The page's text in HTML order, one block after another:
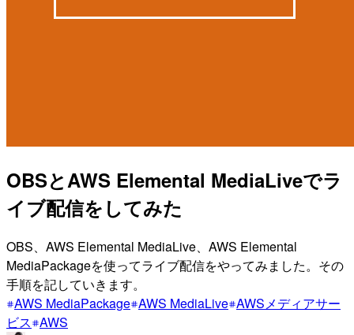
OBSとAWS Elemental MediaLiveでラ
イブ配信をしてみた
OBS、AWS Elemental MediaLive、AWS Elemental
MediaPackageを使ってライブ配信をやってみました。その
手順を記していきます。
AWS MediaPackage AWS MediaLive AWSメディアサー
ビス AWS